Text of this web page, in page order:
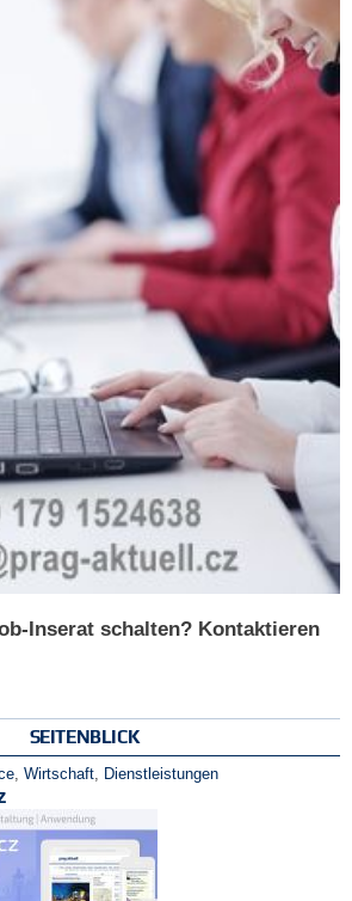
Inserat schalten? Kontaktieren
SEITENBLICK
, Wirtschaft, Dienstleistungen